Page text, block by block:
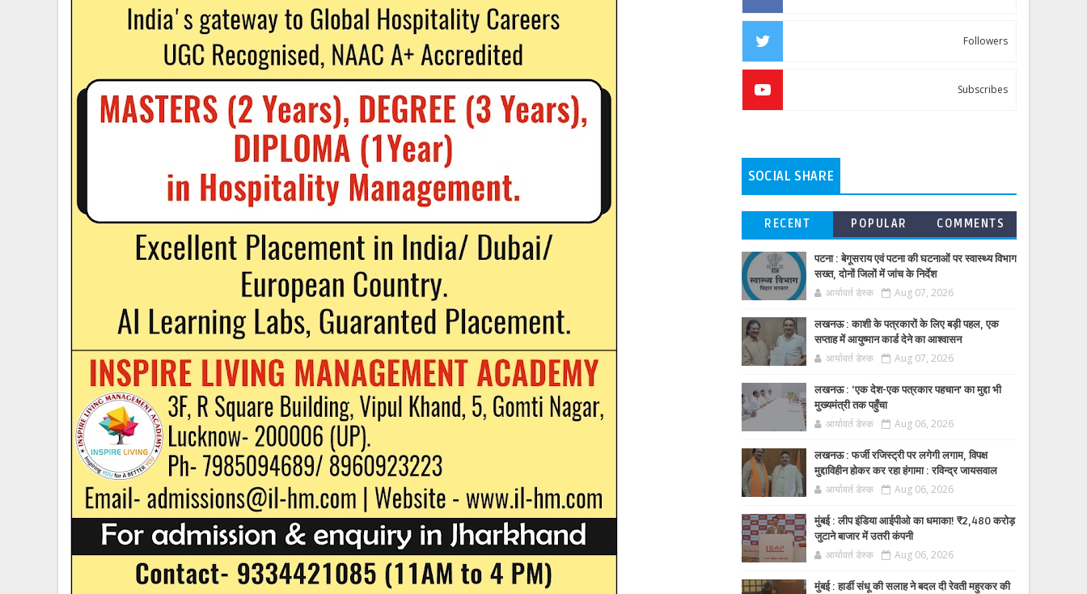
Followers
Subscribes
SOCIAL SHARE
RECENT POPULAR COMMENTS
पटना : बेगूसराय एवं पटना की घटनाओं पर स्वास्थ्य विभाग
सख्त, दोनों जिलों में जांच के निर्देश
आर्यावर्त डेस्क Aug 07, 2026
लखनऊ : काशी के पत्रकारों के लिए बड़ी पहल, एक
सप्ताह में आयुष्मान कार्ड देने का आश्वासन
आर्यावर्त डेस्क Aug 07, 2026
लखनऊ : ‘एक देश-एक पत्रकार पहचान’ का मुद्दा भी
मुख्यमंत्री तक पहुँचा
आर्यावर्त डेस्क Aug 06, 2026
लखनऊ : फर्जी रजिस्ट्री पर लगेगी लगाम, विपक्ष
मुद्दाविहीन होकर कर रहा हंगामा : रविन्द्र जायसवाल
आर्यावर्त डेस्क Aug 06, 2026
मुंबई : लीप इंडिया आईपीओ का धमाका! ₹2,480 करोड़
जुटाने बाजार में उतरी कंपनी
आर्यावर्त डेस्क Aug 06, 2026
मुंबई : हार्डी संधू की सलाह ने बदल दी रेवती महुरकर की